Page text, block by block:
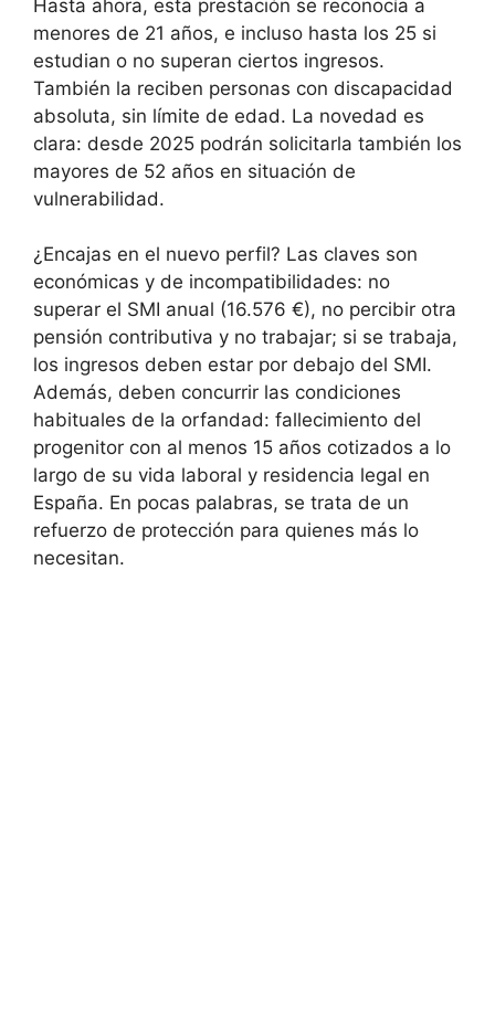
Hasta ahora, esta prestación se reconocía a
menores de 21 años, e incluso hasta los 25 si
estudian o no superan ciertos ingresos.
También la reciben personas con discapacidad
absoluta, sin límite de edad. La novedad es
clara: desde 2025 podrán solicitarla también los
mayores de 52 años en situación de
vulnerabilidad.
¿Encajas en el nuevo perfil? Las claves son
económicas y de incompatibilidades: no
superar el SMI anual (16.576 €), no percibir otra
pensión contributiva y no trabajar; si se trabaja,
los ingresos deben estar por debajo del SMI.
Además, deben concurrir las condiciones
habituales de la orfandad: fallecimiento del
progenitor con al menos 15 años cotizados a lo
largo de su vida laboral y residencia legal en
España. En pocas palabras, se trata de un
refuerzo de protección para quienes más lo
necesitan.